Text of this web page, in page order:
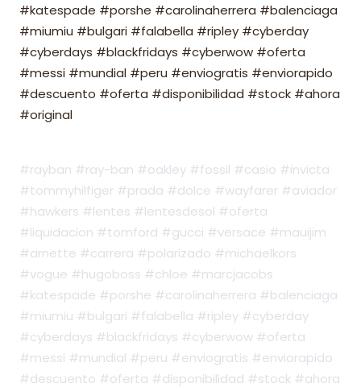
#katespade #porshe #carolinaherrera #balenciaga
#miumiu #bulgari #falabella #ripley #cyberday
#cyberdays #blackfridays #cyberwow #oferta
#messi #mundial #peru #enviogratis #enviorapido
#descuento #oferta #disponibilidad #stock #ahora
#original
#rayban #ray-ban #oakley #fossil #casio #invicta
#tommyhilfiger #prada #dolce #wayfarer #aviador
#hawkers #lentes #lentesdesol #oferta
#liquidacion #tomford #gucci #versace #mauijim
#arnette #carrera #polarizado #michaelkors
#vogue #hugoboss #chloe #marcjacobs
#katespade #porshe #carolinaherrera #balenciaga
#miumiu #bulgari #falabella #ripley #cyberday
#cyberdays #blackfridays #cyberwow #oferta
#messi #mundial #peru #enviogratis #enviorapido
#descuento #oferta #disponibilidad #stock #ahora